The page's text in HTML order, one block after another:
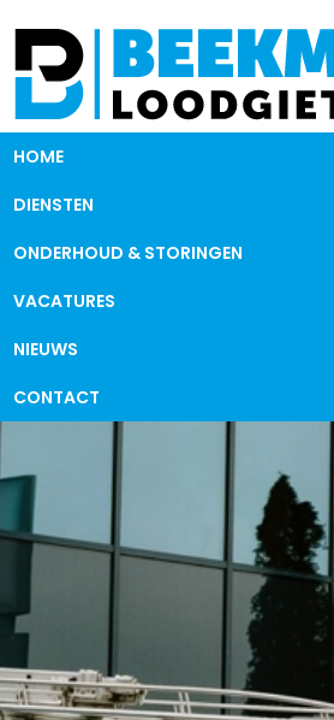
HOME
DIENSTEN
ONDERHOUD & STORINGEN
VACATURES
NIEUWS
CONTACT